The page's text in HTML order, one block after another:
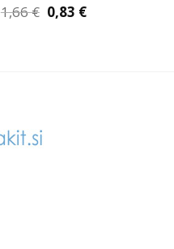
1,66€ Izvirna
cena
0,83 €Trenutna